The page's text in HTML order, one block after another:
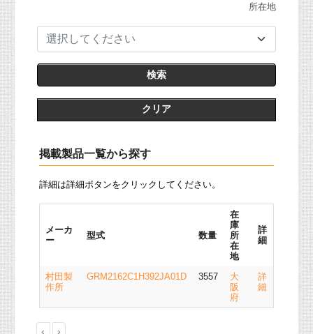
所在地
選択してください
クリア
掲載製品一覧から探す
詳細は詳細ボタンをクリックしてください。
メーカ
ー
型式 数量
在
庫
所
在
地
詳
細
村田製
作所
GRM2162C1H392JA01D 3557
大
阪
府
詳
細
‹ ›